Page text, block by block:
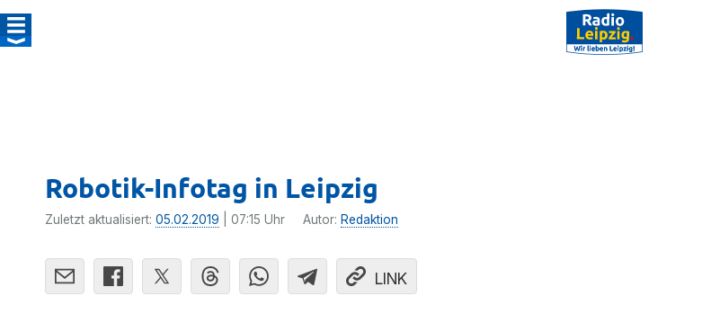
Robotik-Infotag in Leipzig
Zuletzt aktualisiert: 05.02.2019 | 07:15 Uhr Autor: Redaktion
LINK